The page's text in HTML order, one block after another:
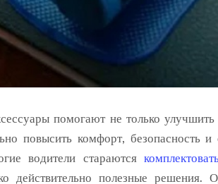
помогают не только
повысить комфорт, безопасность
водители стараются
действительно полезные решения.